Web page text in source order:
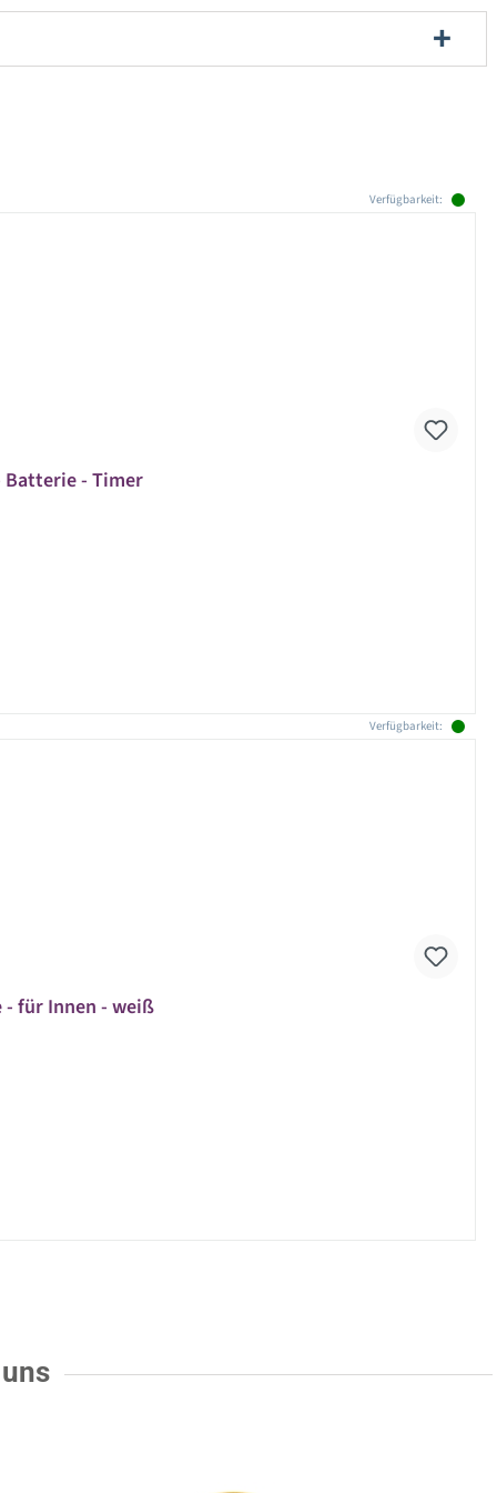
Verfügbarkeit:
Batterie - Timer
Verfügbarkeit:
- für Innen - weiß